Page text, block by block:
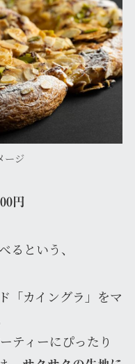
ージ
円
るという、
「カイングラ」をマ
ティーにぴったり